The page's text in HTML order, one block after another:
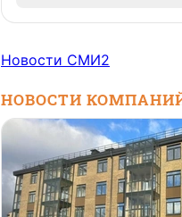
Новости СМИ2
НОВОСТИ